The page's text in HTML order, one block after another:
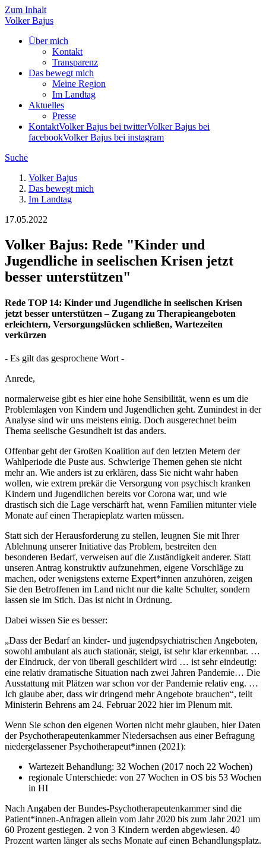
Zum Inhalt
VolkerBajus
Über mich
Kontakt
Transparenz
Das bewegt mich
Meine Region
Im Landtag
Aktuelles
Presse
KontaktVolker Bajus bei twitterVolker Bajus bei
facebookVolker Bajus bei instagram
Suche
Volker Bajus
Das bewegt mich
Im Landtag
17.05.2022
Volker Bajus: Rede "Kinder und
Jugendliche in seelischen Krisen jetzt
besser unterstützen"
Rede TOP 14: Kinder und Jugendliche in seelischen Krisen
jetzt besser unterstützen – Zugang zu Therapieangeboten
erleichtern, Versorgungslücken schließen, Wartezeiten
verkürzen
- Es gilt das gesprochene Wort -
Anrede,
normalerweise gibt es hier eine hohe Sensibilität, wenn es um die
Problemlagen von Kindern und Jugendlichen geht. Zumindest in der
Analyse sind wir uns meistens einig. Doch ausgerechnet beim
Thema seelische Gesundheit ist das anders.
Offenbar geht der Großen Koalition auf den letzten Metern der
Wahlperiode die Puste aus. Schwierige Themen gehen sie nicht
mehr an. Wie anders ist zu erklären, dass Sie nicht wahr haben
wollen, wie extrem prekär die Versorgung von psychisch kranken
Kindern und Jugendlichen bereits vor Corona war, und wie
drastisch sich die Lage verschärft hat, wenn Familien mitunter viele
Monate auf einen Therapieplatz warten müssen.
Statt sich der Herausforderung zu stellen, leugnen Sie mit Ihrer
Ablehnung unserer Initiative das Problem, bestreiten den
besonderen Bedarf, verweisen auf die Zuständigkeit anderer. Statt
unseren Antrag konstruktiv aufzunehmen, eigene Vorschläge zu
machen, oder wenigstens externe Expert*innen anzuhören, zeigen
Sie den Betroffenen im Land nicht nur die kalte Schulter, sondern
lassen sie im Stich. Das ist nicht in Ordnung.
Dabei wissen Sie es besser:
„Dass der Bedarf an kinder- und jugendpsychiatrischen Angeboten,
sowohl ambulant als auch stationär, steigt, ist sehr klar erkennbar. …
der Eindruck, der von überall geschildert wird … ist sehr eindeutig:
eine relativ dramatische Situation nach zwei Jahren Pandemie… Die
Ausstattung mit Plätzen war schon vor der Pandemie relativ eng. …
Ich glaube aber, dass wir dringend mehr Angebote brauchen“, teilt
Ministerin Behrens am 24. Februar 2022 hier im Plenum mit.
Wenn Sie schon den eigenen Worten nicht mehr glauben, hier Daten
der Psychotherapeutenkammer Niedersachsen aus einer Befragung
niedergelassener Psychotherapeut*innen (2021):
Wartezeit Behandlung: 32 Wochen (2017 noch 22 Wochen)
regionale Unterschiede: von 27 Wochen in OS bis 53 Wochen
in HI
Nach Angaben der Bundes-Psychotherapeutenkammer sind die
Patient*innen-Anfragen allein vom Jahr 2020 bis zum Jahr 2021 um
60 Prozent gestiegen. 2 von 3 Kindern werden abgewiesen. 40
Prozent warten länger als sechs Monate auf einen Behandlungsplatz.